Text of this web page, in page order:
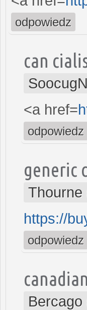
odpowiedz
can
<a href=
odpowiedz
generic
Thourne
https://
odpowiedz